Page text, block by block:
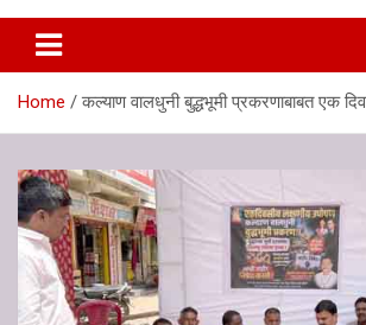
वतन की लकीर
Home कल्याण वालधुनी बुद्धभूमी प्रकरणाबाबत एक